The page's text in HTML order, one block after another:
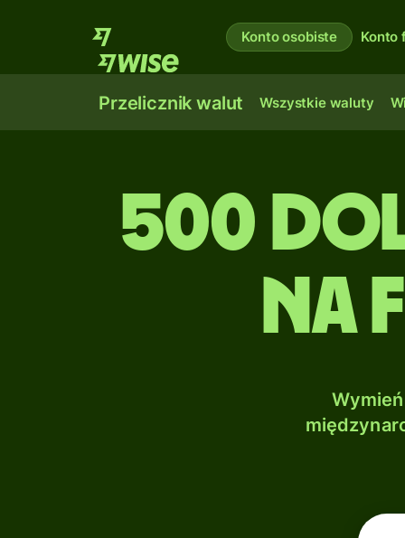
Konto osobiste Konto
Przelicznik walut Wszystkie waluty
500
na